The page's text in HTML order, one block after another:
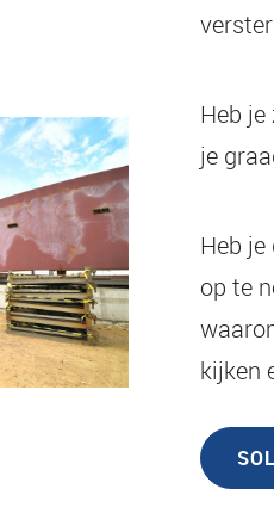
Heb
je
Heb
op te
kijken